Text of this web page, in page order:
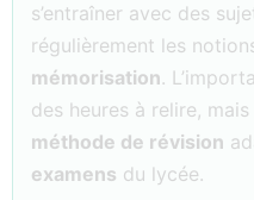
s’entraîner avec des
régulièrement les
mémorisation.
des heures à relire,
méthode de révision
examens du lycée.